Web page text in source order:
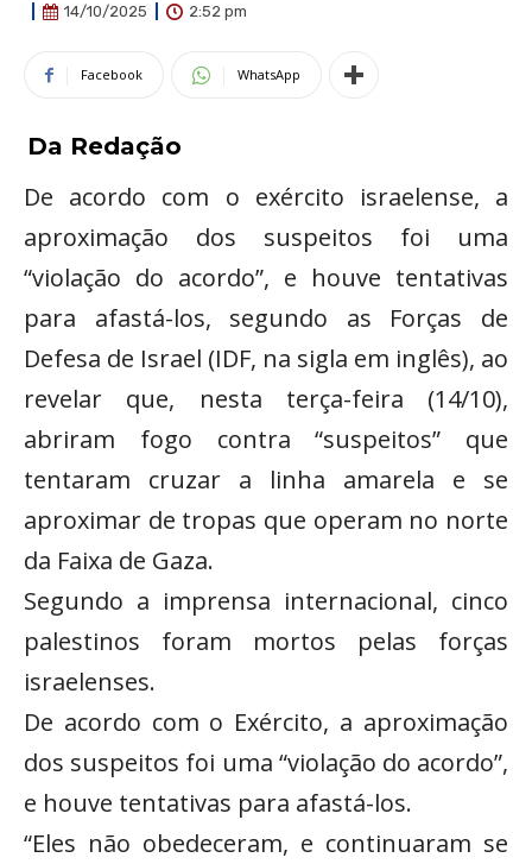
14/10/2025 2:52 pm
Facebook WhatsApp
Da Redação
De acordo com o exército israelense, a
aproximação dos suspeitos foi uma
“violação do acordo”, e houve tentativas
para afastá-los, segundo as Forças de
Defesa de Israel (IDF, na sigla em inglês), ao
revelar que, nesta terça-feira (14/10),
abriram fogo contra “suspeitos” que
tentaram cruzar a linha amarela e se
aproximar de tropas que operam no norte
da Faixa de Gaza.
Segundo a imprensa internacional, cinco
palestinos foram mortos pelas forças
israelenses.
De acordo com o Exército, a aproximação
dos suspeitos foi uma “violação do acordo”,
e houve tentativas para afastá-los.
“Eles não obedeceram, e continuaram se